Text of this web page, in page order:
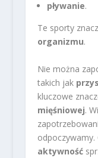
pływanie.
Te sporty
organizmu.
Nie można
takich jak
kluczowe
mięśniowej.
odpoczywamy.
aktywność